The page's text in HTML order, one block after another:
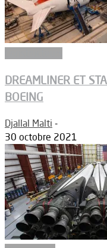
DREAMLINER ET
BOEING
Djallal Malti -
30 octobre 2021